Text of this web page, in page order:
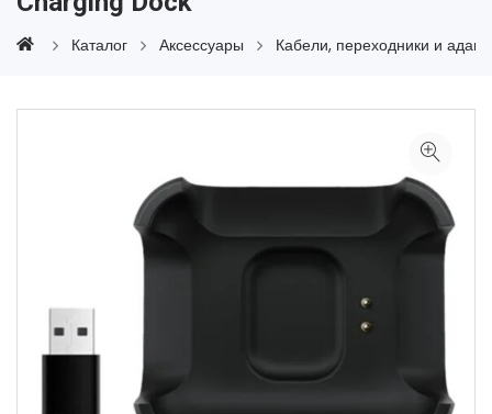
Каталог Аксессуары Кабели, переходники и